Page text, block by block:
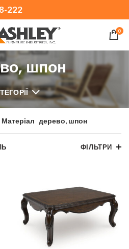
222
0
шпон
дерево, шпон
ФІЛЬТРИ